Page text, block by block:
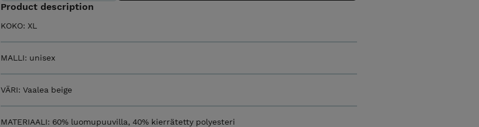
Product description
KOKO: XL
MALLI: unisex
VÄRI: Vaalea beige
MATERIAALI: 60% luomupuuvilla, 40% kierrätetty polyesteri